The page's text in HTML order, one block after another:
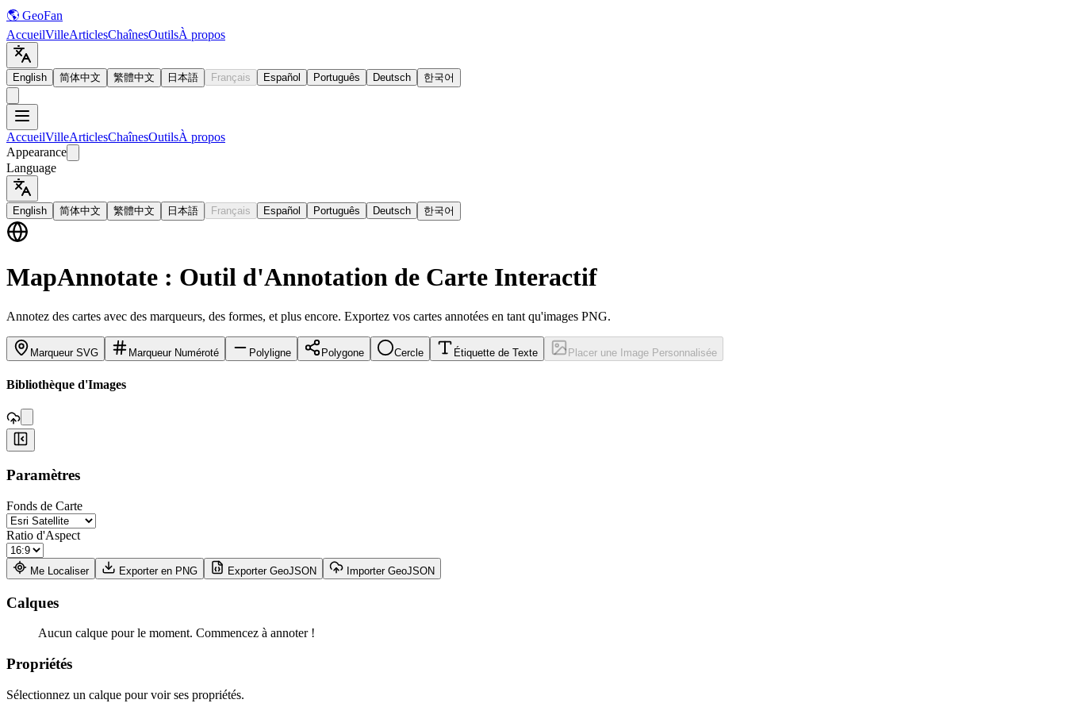
🌎 GeoFan
AccueilVilleArticlesChaînesOutilsÀ propos
English 简体中文 繁體中文 日本語 Français Español Português Deutsch 한국어
AccueilVilleArticlesChaînesOutilsÀ propos
Appearance
Language
English 简体中文 繁體中文 日本語 Français Español Português Deutsch 한국어
MapAnnotate : Outil d'Annotation de Carte Interactif
Annotez des cartes avec des marqueurs, des formes, et plus encore. Exportez vos cartes annotées en tant qu'images PNG.
Marqueur SVG Marqueur Numéroté Polyligne Polygone Cercle Étiquette de Texte Placer une Image Personnalisée
Bibliothèque d'Images
+
−
Paramètres
Fonds de Carte
Ratio d'Aspect
Me Localiser Exporter en PNG Exporter GeoJSON Importer GeoJSON
Calques
Aucun calque pour le moment. Commencez à annoter !
Propriétés
Sélectionnez un calque pour voir ses propriétés.